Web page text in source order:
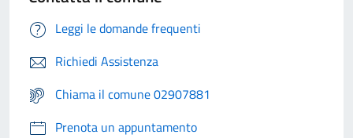
Leggi le domande frequenti
Richiedi Assistenza
Chiama il comune 02907881
Prenota un appuntamento